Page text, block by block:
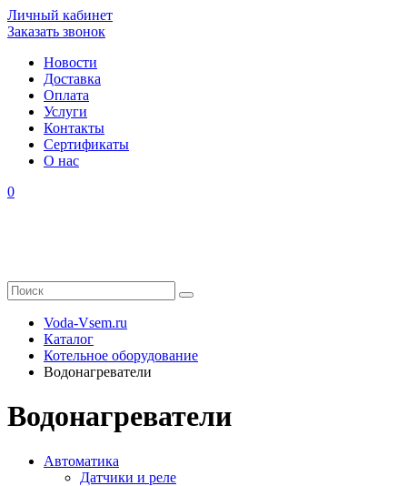
Личный кабинет
Заказать звонок
Новости
Доставка
Оплата
Услуги
Контакты
Cертификаты
О нас
0
Voda-Vsem.ru
Каталог
Котельное оборудование
Водонагреватели
Водонагреватели
Автоматика
Датчики и реле